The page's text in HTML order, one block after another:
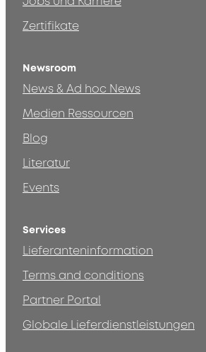
Zertifikate
Newsroom
News & Ad hoc News
Medien Ressourcen
Blog
Literatur
Events
Services
Lieferanteninformation
Terms and conditions
Partner Portal
Globale Lieferdienstleistungen